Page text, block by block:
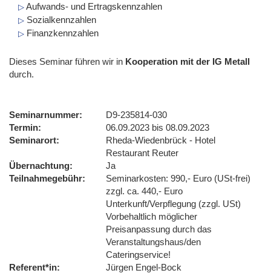
Aufwands- und Ertragskennzahlen
Sozialkennzahlen
Finanzkennzahlen
Dieses Seminar führen wir in Kooperation mit der IG Metall
durch.
Seminarnummer
D9-235814-030
Termin
06.09.2023 bis 08.09.2023
Seminarort
Rheda-Wiedenbrück - Hotel
Restaurant Reuter
Übernachtung
Ja
Teilnahmegebühr
Seminarkosten: 990,- Euro (USt-frei)
zzgl. ca. 440,- Euro
Unterkunft/Verpflegung (zzgl. USt)
Vorbehaltlich möglicher
Preisanpassung durch das
Veranstaltungshaus/den
Cateringservice!
Referent*in
Jürgen Engel-Bock